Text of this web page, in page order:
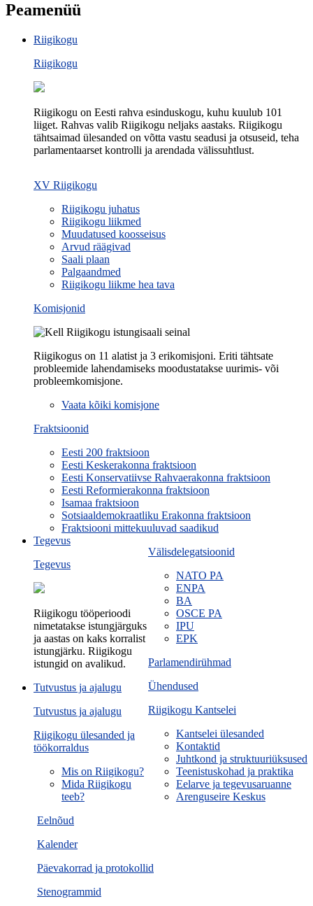
Peamenüü
Riigikogu
Riigikogu
Riigikogu on Eesti rahva esinduskogu, kuhu kuulub 101
liiget. Rahvas valib Riigikogu neljaks aastaks. Riigikogu
tähtsaimad ülesanded on võtta vastu seadusi ja otsuseid, teha
parlamentaarset kontrolli ja arendada välissuhtlust.
XV Riigikogu
Riigikogu juhatus
Riigikogu liikmed
Muudatused koosseisus
Arvud räägivad
Saali plaan
Palgaandmed
Riigikogu liikme hea tava
Komisjonid
Riigikogus on 11 alatist ja 3 erikomisjoni. Eriti tähtsate
probleemide lahendamiseks moodustatakse uurimis- või
probleemkomisjone.
Vaata kõiki komisjone
Fraktsioonid
Eesti 200 fraktsioon
Eesti Keskerakonna fraktsioon
Eesti Konservatiivse Rahvaerakonna fraktsioon
Eesti Reformierakonna fraktsioon
Isamaa fraktsioon
Sotsiaaldemokraatliku Erakonna fraktsioon
Fraktsiooni mittekuuluvad saadikud
Välisdelegatsioonid
NATO PA
ENPA
BA
OSCE PA
IPU
EPK
Parlamendirühmad
Ühendused
Riigikogu Kantselei
Kantselei ülesanded
Kontaktid
Juhtkond ja struktuuriüksused
Teenistuskohad ja praktika
Eelarve ja tegevusaruanne
Arenguseire Keskus
Tegevus
Tegevus
Riigikogu tööperioodi
nimetatakse istungjärguks
ja aastas on kaks korralist
istungjärku. Riigikogu
istungid on avalikud.
Eelnõud
Kalender
Päevakorrad ja protokollid
Stenogrammid
Tutvustus ja ajalugu
Tutvustus ja ajalugu
Riigikogu ülesanded ja
töökorraldus
Mis on Riigikogu?
Mida Riigikogu
teeb?